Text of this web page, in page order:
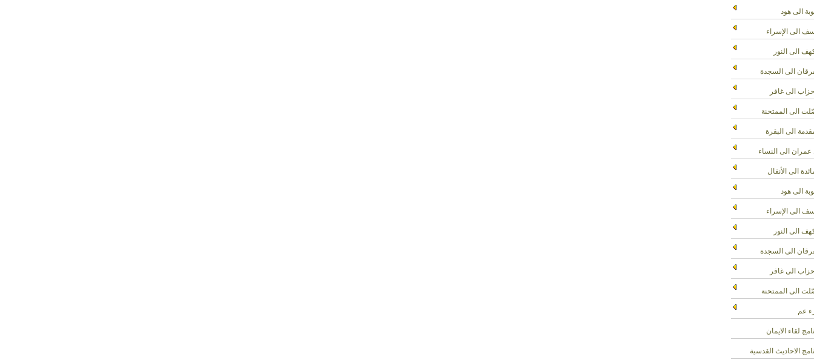
الى هود
الى الإسراء
الى النور
الى السجدة
الى غافر
الى الممتحنة
الى البقرة
الى النساء
الى الأنفال
الى هود
الى الإسراء
الى النور
الى السجدة
الى غافر
الى الممتحنة
عم
لقاء الايمان
الاحاديث القدسية